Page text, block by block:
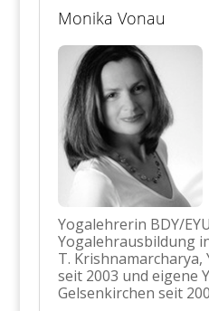
Monika Vonau
Yogalehrerin BDY/
Yogalehrausbildung
T.
seit 2003 und eigene
Gelsenkirchen seit